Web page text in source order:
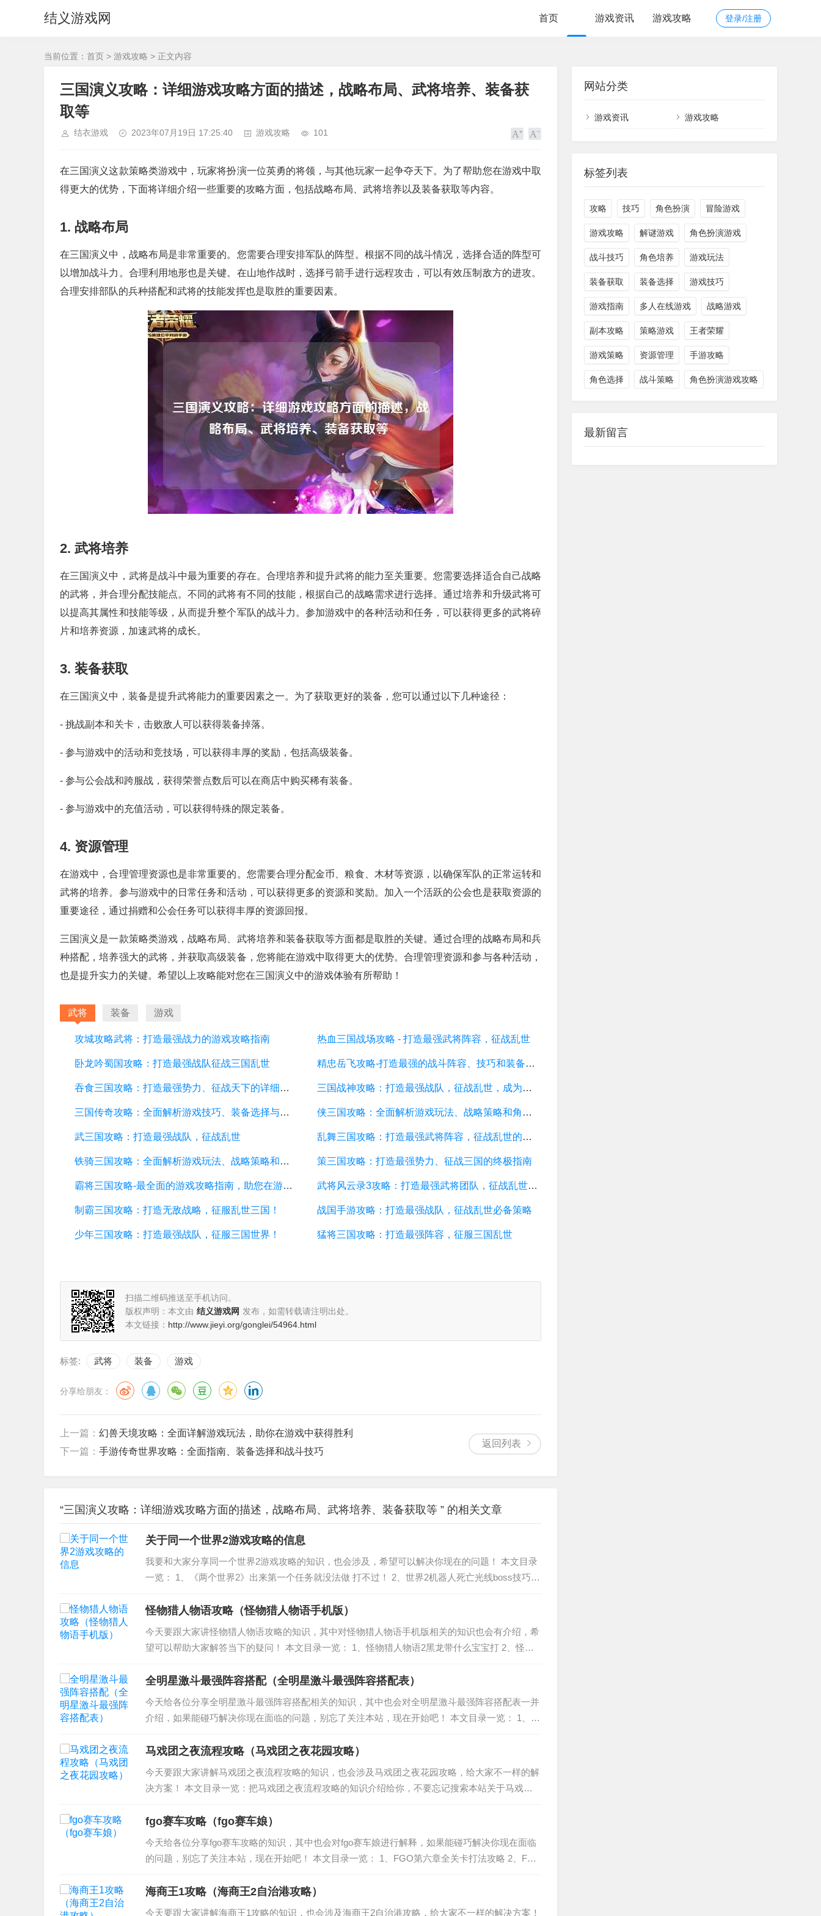
结义游戏网 登录/注册
首页 游戏资讯 游戏攻略
当前位置： 首页 > 游戏攻略 > 正文内容
三国演义攻略：详细游戏攻略方面的描述，战略布局、武将培养、装备获
取等
结衣游戏 2023年07月19日 17:25:40 游戏攻略 101
在三国演义这款策略类游戏中，玩家将扮演一位英勇的将领，与其他玩家一起争夺天下。为了帮助您在游戏中取
得更大的优势，下面将详细介绍一些重要的攻略方面，包括战略布局、武将培养以及装备获取等内容。
1. 战略布局
在三国演义中，战略布局是非常重要的。您需要合理安排军队的阵型。根据不同的战斗情况，选择合适的阵型可
以增加战斗力。合理利用地形也是关键。在山地作战时，选择弓箭手进行远程攻击，可以有效压制敌方的进攻。
合理安排部队的兵种搭配和武将的技能发挥也是取胜的重要因素。
2. 武将培养
在三国演义中，武将是战斗中最为重要的存在。合理培养和提升武将的能力至关重要。您需要选择适合自己战略
的武将，并合理分配技能点。不同的武将有不同的技能，根据自己的战略需求进行选择。通过培养和升级武将可
以提高其属性和技能等级，从而提升整个军队的战斗力。参加游戏中的各种活动和任务，可以获得更多的武将碎
片和培养资源，加速武将的成长。
3. 装备获取
在三国演义中，装备是提升武将能力的重要因素之一。为了获取更好的装备，您可以通过以下几种途径：
- 挑战副本和关卡，击败敌人可以获得装备掉落。
- 参与游戏中的活动和竞技场，可以获得丰厚的奖励，包括高级装备。
- 参与公会战和跨服战，获得荣誉点数后可以在商店中购买稀有装备。
- 参与游戏中的充值活动，可以获得特殊的限定装备。
4. 资源管理
在游戏中，合理管理资源也是非常重要的。您需要合理分配金币、粮食、木材等资源，以确保军队的正常运转和
武将的培养。参与游戏中的日常任务和活动，可以获得更多的资源和奖励。加入一个活跃的公会也是获取资源的
重要途径，通过捐赠和公会任务可以获得丰厚的资源回报。
三国演义是一款策略类游戏，战略布局、武将培养和装备获取等方面都是取胜的关键。通过合理的战略布局和兵
种搭配，培养强大的武将，并获取高级装备，您将能在游戏中取得更大的优势。合理管理资源和参与各种活动，
也是提升实力的关键。希望以上攻略能对您在三国演义中的游戏体验有所帮助！
武将 装备 游戏
攻城攻略武将：打造最强战力的游戏攻略指南 热血三国战场攻略 - 打造最强武将阵容，征战乱世
卧龙吟蜀国攻略：打造最强战队征战三国乱世 精忠岳飞攻略-打造最强的战斗阵容、技巧和装备选择
吞食三国攻略：打造最强势力、征战天下的详细游戏攻略 三国战神攻略：打造最强战队，征战乱世，成为无敌战神！
三国传奇攻略：全面解析游戏技巧、装备选择与战略布局 侠三国攻略：全面解析游戏玩法、战略策略和角色培养
武三国攻略：打造最强战队，征战乱世 乱舞三国攻略：打造最强武将阵容，征战乱世的必备指南
铁骑三国攻略：全面解析游戏玩法、战略策略和角色培养 策三国攻略：打造最强势力、征战三国的终极指南
霸将三国攻略-最全面的游戏攻略指南，助您在游戏中稳步前进 武将风云录3攻略：打造最强武将团队，征战乱世的秘籍
制霸三国攻略：打造无敌战略，征服乱世三国！ 战国手游攻略：打造最强战队，征战乱世必备策略
少年三国攻略：打造最强战队，征服三国世界！ 猛将三国攻略：打造最强阵容，征服三国乱世
扫描二维码推送至手机访问。
版权声明：本文由 结义游戏网 发布，如需转载请注明出处。
本文链接： http://www.jieyi.org/gonglei/54964.html
标签: 武将 装备 游戏
分享给朋友：
返回列表
上一篇： 幻兽天境攻略：全面详解游戏玩法，助你在游戏中获得胜利
下一篇： 手游传奇世界攻略：全面指南、装备选择和战斗技巧
“三国演义攻略：详细游戏攻略方面的描述，战略布局、武将培养、装备获取等 ” 的相关文章
关于同一个世界2游戏攻略的信息
我要和大家分享同一个世界2游戏攻略的知识，也会涉及，希望可以解决你现在的问题！ 本文目录
一览： 1、《两个世界2》出来第一个任务就没法做 打不过！ 2、世界2机器人死亡光线boss技巧攻
略 3、两个世界2物品存放物品 4、求一个比较完善的half life2的攻略。 5、第二次世界...
怪物猎人物语攻略（怪物猎人物语手机版）
今天要跟大家讲怪物猎人物语攻略的知识，其中对怪物猎人物语手机版相关的知识也会有介绍，希
望可以帮助大家解答当下的疑问！ 本文目录一览： 1、怪物猎人物语2黑龙带什么宝宝打 2、怪物
猎人物语全任务流程 3、怪物猎人物语无伤因子怎么刷 4、怪物猎人物语100猪求中文版的攻略 5、
怪物猎人...
全明星激斗最强阵容搭配（全明星激斗最强阵容搭配表）
今天给各位分享全明星激斗最强阵容搭配相关的知识，其中也会对全明星激斗最强阵容搭配表一并
介绍，如果能碰巧解决你现在面临的问题，别忘了关注本站，现在开始吧！ 本文目录一览： 1、全
明星激斗最强阵容 2、全明星激斗阵容怎么搭配？全明星激斗新手阵容推荐 3、全明星激斗八神最
强阵容 4、全明星激斗...
马戏团之夜流程攻略（马戏团之夜花园攻略）
今天要跟大家讲解马戏团之夜流程攻略的知识，也会涉及马戏团之夜花园攻略，给大家不一样的解
决方案！ 本文目录一览：把马戏团之夜流程攻略的知识介绍给你，不要忘记搜索本站关于马戏团
之夜花园攻略的知识喔。...
fgo赛车攻略（fgo赛车娘）
今天给各位分享fgo赛车攻略的知识，其中也会对fgo赛车娘进行解释，如果能碰巧解决你现在面临
的问题，别忘了关注本站，现在开始吧！ 本文目录一览： 1、FGO第六章全关卡打法攻略 2、FG
O国服第三章怎么打 第三章全关卡通关攻略 3、fgo fz联动任务怎么刷更快 Fatezero联动流程攻略...
海商王1攻略（海商王2自治港攻略）
今天要跟大家讲解海商王1攻略的知识，也会涉及海商王2自治港攻略，给大家不一样的解决方案！
网站分类
游戏资讯 游戏攻略
标签列表
攻略 技巧 角色扮演 冒险游戏
游戏攻略 解谜游戏 角色扮演游戏
战斗技巧 角色培养 游戏玩法
装备获取 装备选择 游戏技巧
游戏指南 多人在线游戏 战略游戏
副本攻略 策略游戏 王者荣耀
游戏策略 资源管理 手游攻略
角色选择 战斗策略 角色扮演游戏攻略
最新留言